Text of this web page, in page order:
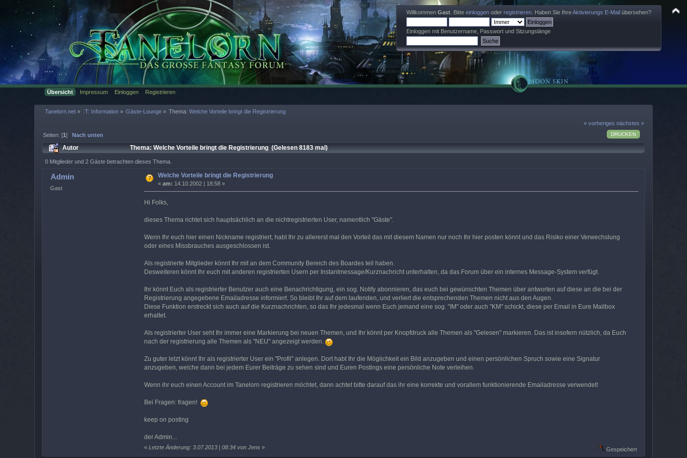
Willkommen Gast . Bitte einloggen oder registrieren . Haben Sie IhreAktivierungs E-Mail übersehen?
Einloggen mit Benutzername, Passwort und Sitzungslänge
Übersicht Impressum Einloggen Registrieren
Tanelorn.net » :T: Information» Gäste-Lounge » Thema:Welche Vorteile bringt die Registrierung
« vorheriges nächstes »
DRUCKEN
Seiten: [1]Nach unten
Autor Thema: Welche Vorteile bringt die Registrierung (Gelesen 8183 mal)
0 Mitglieder und 2 Gäste betrachten dieses Thema.
Admin
Gast
Welche Vorteile bringt die Registrierung
«am: 14.10.2002 | 18:58 »
Hi Folks,
dieses Thema richtet sich hauptsächlich an die nichtregistrierten User, namentlich "Gäste".
Wenn Ihr euch hier einen Nickname registriert, habt Ihr zu allererst mal den Vorteil das mit diesem Namen nur noch Ihr hier posten könnt und das Risiko einer Verwechslung
oder eines Missbrauches ausgeschlossen ist.
Als registrierte Mitglieder könnt Ihr mit an dem Community Bereich des Boardes teil haben.
Desweiteren könnt Ihr euch mit anderen registrierten Usern per Instantmessage/Kurznachricht unterhalten, da das Forum über ein internes Message-System verfügt.
Ihr könnt Euch als registrierter Benutzer auch eine Benachrichtigung, ein sog. Notify abonnieren, das euch bei gewünschten Themen über antworten auf diese an die bei der
Registrierung angegebene Emailadresse informiert. So bleibt Ihr auf dem laufenden, und verliert die entsprechenden Themen nicht aus den Augen.
Diese Funktion erstreckt sich auch auf die Kurznachrichten, so das Ihr jedesmal wenn Euch jemand eine sog. "IM" oder auch "KM" schickt, diese per Email in Eure Mailbox
erhaltet.
Als registrierter User seht Ihr immer eine Markierung bei neuen Themen, und Ihr könnt per Knopfdruck alle Themen als "Gelesen" markieren. Das ist insofern nützlich, da Euch
nach der registrierung alle Themen als "NEU" angezeigt werden.
Zu guter letzt könnt Ihr als registrierter User ein "Profil" anlegen. Dort habt Ihr die Möglichkeit ein Bild anzugeben und einen persönlichen Spruch sowie eine Signatur
anzugeben, welche dann bei jedem Eurer Beiträge zu sehen sind und Euren Postings eine persönliche Note verleihen.
Wenn ihr euch einen Account im Tanelorn registrieren möchtet, dann achtet bitte darauf das ihr eine korrekte und vorallem funktionierende Emailadresse verwendet!
Bei Fragen: fragen!
keep on posting
der Admin...
« Letzte Änderung: 3.07.2013 | 08:34 von Jens » Gespeichert